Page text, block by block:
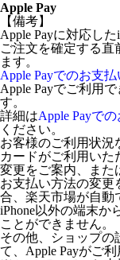
Apple Pay
【備考】
Apple Payに対応し
ご注文を確定する直
ます。
Apple Payでのお支
Apple Payでご利用
す。
詳細はApple Payで
ください。
お客様のご利用状況
カードがご利用い
変更をご案内、また
お支払い方法の変更
合、楽天市場が自動
iPhone以外の端末か
ことができません。
その他、ショップの
て、Apple Payがご